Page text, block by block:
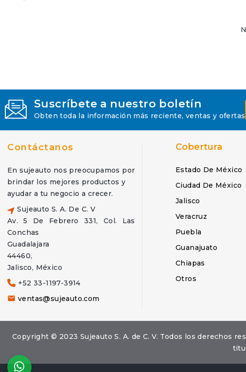
Suscríbete a nuestro boletín
Obten toda la información más reciente, ventas y ofertas
Contáctanos
En sujeauto nos preocupamos por
brindar los mejores productos y
ayudar a tu negocio a crecer.
Sujeauto S. A. De C. V
Av. 5 De Febrero 331, Col. Las
Conchas
Guadalajara
44460,
Jalisco, México
+52 33-1197-3914
 ventas@sujeauto.com
Cobertura
Estado De México
Ciudad De México
Jalisco
Veracruz
Puebla
Guanajuato
Chiapas
Otros
Copyright © 2023 Sujeauto S. A. de C. V. Todos los derechos